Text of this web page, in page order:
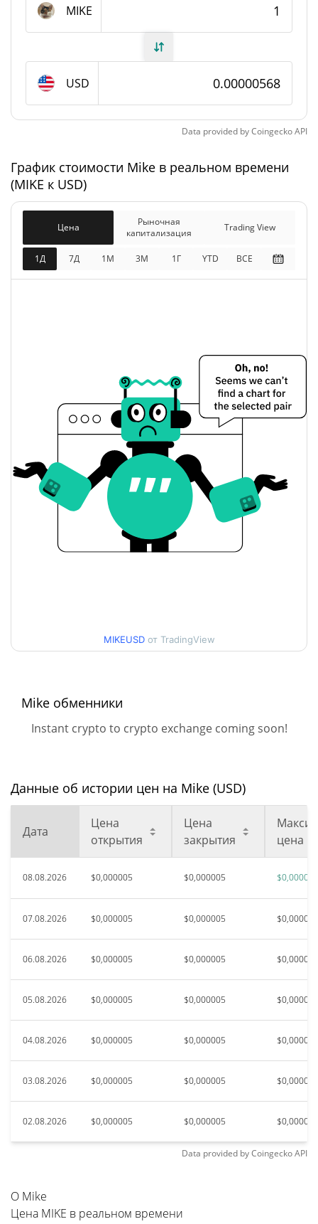
Mike Предложение
Общее предложение 1 000 000 000 MIKE
1 000 000 000 MIKE
Mike Рыночная капитализация
Рыночная
$5 675,87
Разбавленная рыночная
капитализация
$5 675,87
3.23%
$0,0000055069534
открытия / закрытия
$0,0000054898434 /
$0,0000055069534
Вчерашнее изменение
Вчерашний объем $44,662218
Mike История цены
недели
$0,0000055448613
авг. 6, 2025 (1 лет назад)
Исторический мин.
апр. 2, 2026 (4 месяцев
$<0.000001
>1000000%
MIKE
USD
Data provided byCoingeckoAPI
График стоимости Mike в реальном времени
(MIKE к USD)
Цена
Рыночная
капитализация
Trading View
1Д 7Д 1М 3M 1Г YTD ВСЕ
MIKEUSD от TradingView
Mike обменники
Instant crypto to crypto exchange coming soon!
Данные об истории цен на Mike (USD)
Дата
Цена
открытия
Цена
закрытия
цена
08.08.2026 $0,000005 $0,000005 $0,000006
07.08.2026 $0,000005 $0,000005 $0,000005
06.08.2026 $0,000005 $0,000005 $0,000005
05.08.2026 $0,000005 $0,000005 $0,000005
04.08.2026 $0,000005 $0,000005 $0,000005
03.08.2026 $0,000005 $0,000005 $0,000005
02.08.2026 $0,000005 $0,000005 $0,000005
Data provided byCoingeckoAPI
О Mike
Цена MIKE в реальном времени